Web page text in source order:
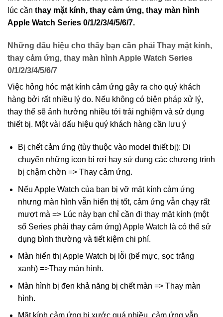
lúc cần thay mặt kính, thay cảm ứng, thay màn hình
Apple Watch Series 0/1/2/3/4/5/6/7.
Những dấu hiệu cho thấy bạn cần phải Thay mặt kính,
thay cảm ứng, thay màn hình Apple Watch Series
0/1/2/3/4/5/6/7
Việc hỏng hóc mặt kính cảm ứng gây ra cho quý khách
hàng bởi rất nhiều lý do. Nếu không có biện pháp xử lý,
thay thế sẽ ảnh hưởng nhiều tới trải nghiệm và sử dụng
thiết bị. Một vài dấu hiệu quý khách hàng cần lưu ý
Bị chết cảm ứng (tùy thuộc vào model thiết bị): Di
chuyển những icon bị rơi hay sử dụng các chương trình
bị chậm chờn => Thay cảm ứng.
Nếu Apple Watch của bạn bị vỡ mặt kính cảm ứng
nhưng màn hình vẫn hiển thị tốt, cảm ứng vẫn chạy rất
mượt mà => Lúc này bạn chỉ cần đi thay mặt kính (một
số Series phải thay cảm ứng) Apple Watch là có thể sử
dụng bình thường và tiết kiệm chi phí.
Màn hiển thị Apple Watch bị lỗi (bể mực, sọc trắng
xanh) =>Thay màn hình.
Màn hình bị đen khả năng bị chết màn => Thay màn
hình.